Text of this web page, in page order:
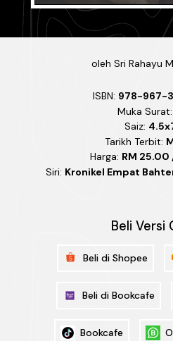
oleh Sri Rahayu
ISBN: 978-967-
Muka Surat:
Saiz:
Tarikh Terbit:
Harga: RM 25.00
Siri: Kronikel Empat
Beli Versi
Beli di Shopee
Beli di Bookcafe
Bookcafe